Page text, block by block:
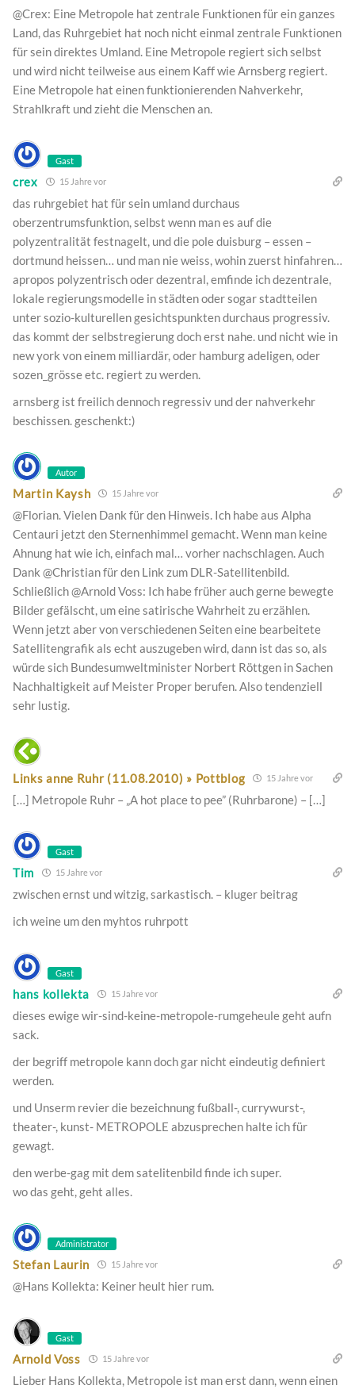
@Crex: Eine Metropole hat zentrale Funktionen für ein ganzes
Land, das Ruhrgebiet hat noch nicht einmal zentrale Funktionen
für sein direktes Umland. Eine Metropole regiert sich selbst
und wird nicht teilweise aus einem Kaff wie Arnsberg regiert.
Eine Metropole hat einen funktionierenden Nahverkehr,
Strahlkraft und zieht die Menschen an.
Gast
crex 15 Jahre vor
das ruhrgebiet hat für sein umland durchaus
oberzentrumsfunktion, selbst wenn man es auf die
polyzentralität festnagelt, und die pole duisburg – essen –
dortmund heissen… und man nie weiss, wohin zuerst hinfahren…
apropos polyzentrisch oder dezentral, emfinde ich dezentrale,
lokale regierungsmodelle in städten oder sogar stadtteilen
unter sozio-kulturellen gesichtspunkten durchaus progressiv.
das kommt der selbstregierung doch erst nahe. und nicht wie in
new york von einem milliardär, oder hamburg adeligen, oder
sozen_grösse etc. regiert zu werden.
arnsberg ist freilich dennoch regressiv und der nahverkehr
beschissen. geschenkt:)
Autor
Martin Kaysh 15 Jahre vor
@Florian. Vielen Dank für den Hinweis. Ich habe aus Alpha
Centauri jetzt den Sternenhimmel gemacht. Wenn man keine
Ahnung hat wie ich, einfach mal… vorher nachschlagen. Auch
Dank @Christian für den Link zum DLR-Satellitenbild.
Schließlich @Arnold Voss: Ich habe früher auch gerne bewegte
Bilder gefälscht, um eine satirische Wahrheit zu erzählen.
Wenn jetzt aber von verschiedenen Seiten eine bearbeitete
Satellitengrafik als echt auszugeben wird, dann ist das so, als
würde sich Bundesumweltminister Norbert Röttgen in Sachen
Nachhaltigkeit auf Meister Proper berufen. Also tendenziell
sehr lustig.
Links anne Ruhr (11.08.2010) » Pottblog 15 Jahre vor
[…] Metropole Ruhr – „A hot place to pee” (Ruhrbarone) – […]
Gast
Tim 15 Jahre vor
zwischen ernst und witzig, sarkastisch. – kluger beitrag
ich weine um den myhtos ruhrpott
Gast
hans kollekta 15 Jahre vor
dieses ewige wir-sind-keine-metropole-rumgeheule geht aufn
sack.
der begriff metropole kann doch gar nicht eindeutig definiert
werden.
und Unserm revier die bezeichnung fußball-, currywurst-,
theater-, kunst- METROPOLE abzusprechen halte ich für
gewagt.
den werbe-gag mit dem satelitenbild finde ich super.
wo das geht, geht alles.
Administrator
Stefan Laurin 15 Jahre vor
@Hans Kollekta: Keiner heult hier rum.
Gast
Arnold Voss 15 Jahre vor
Lieber Hans Kollekta, Metropole ist man erst dann, wenn einen